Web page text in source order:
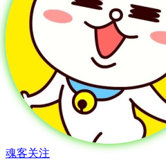
魂客关注